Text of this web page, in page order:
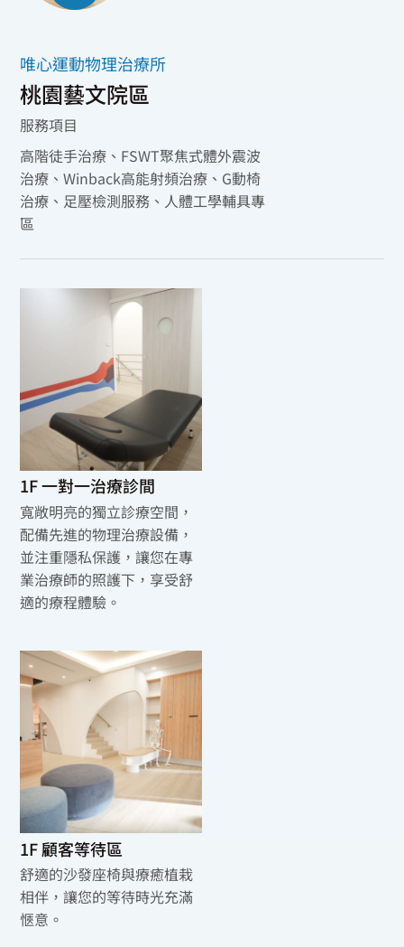
唯心運動物理治療所
桃園藝文院區
服務項目
高階徒手治療、FSWT聚焦式體外震波
治療、Winback高能射頻治療、G動椅
治療、足壓檢測服務、人體工學輔具專
區
1F 一對一治療診間
寬敞明亮的獨立診療空間，
配備先進的物理治療設備，
並注重隱私保護，讓您在專
業治療師的照護下，享受舒
適的療程體驗。
1F 顧客等待區
舒適的沙發座椅與療癒植栽
相伴，讓您的等待時光充滿
愜意。